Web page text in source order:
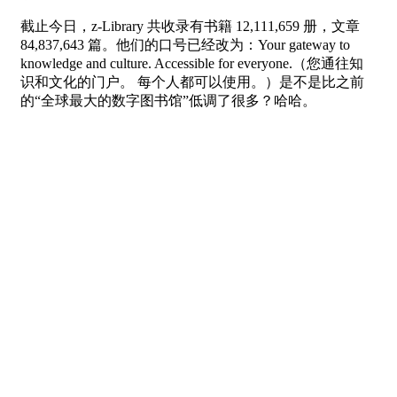
截止今日，z-Library 共收录有书籍 12,111,659 册，文章
84,837,643 篇。他们的口号已经改为：Your gateway to
knowledge and culture. Accessible for everyone.（您通往知
识和文化的门户。 每个人都可以使用。）是不是比之前
的“全球最大的数字图书馆”低调了很多？哈哈。